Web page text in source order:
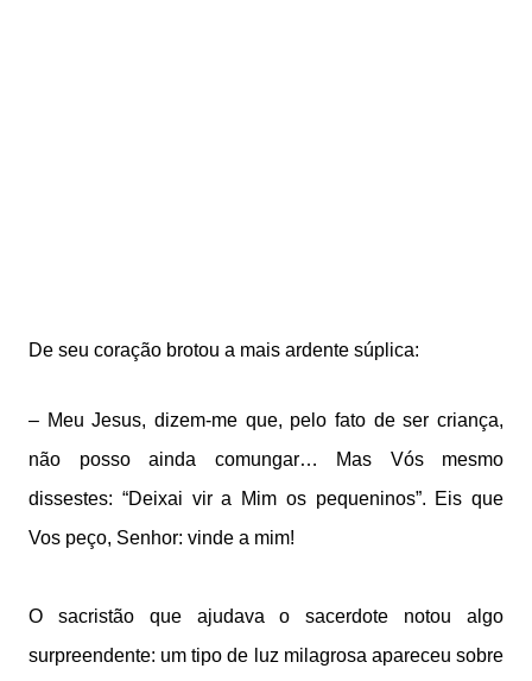
De seu coração brotou a mais ardente súplica:
– Meu Jesus, dizem-me que, pelo fato de ser criança,
não posso ainda comungar… Mas Vós mesmo
dissestes: “Deixai vir a Mim os pequeninos”. Eis que
Vos peço, Senhor: vinde a mim!
O sacristão que ajudava o sacerdote notou algo
surpreendente: um tipo de luz milagrosa apareceu sobre